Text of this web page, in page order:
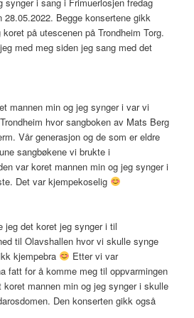
28.05.2022. Begge konsertene gikk
på utescenen på Trondheim Torg.
med meg siden jeg sang med det
mannen min og jeg synger i var vi
hvor sangboken av Mats Berg
Vår generasjon og de som er eldre
sangbøkene vi brukte i
var koret mannen min og jeg synger i
Det var kjempekoselig
jeg det koret jeg synger i til
til Olavshallen hvor vi skulle synge
kjempebra
Etter vi var
fatt for å komme meg til oppvarmingen
mannen min og jeg synger i skulle
Den konserten gikk også